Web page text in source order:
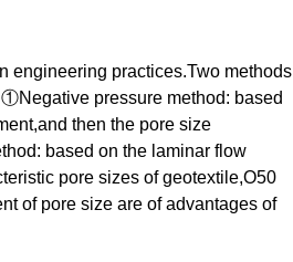
engineering practices.Two methods
pressure method: based
then the pore size
based on the laminar flow
pore sizes of geotextile,O50
of pore size are of advantages of